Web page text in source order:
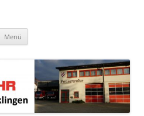
Menü